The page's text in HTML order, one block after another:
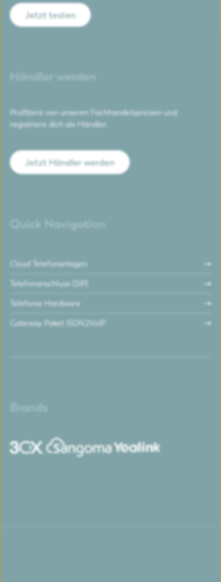
Jetzt testen
Händler werden
Profitiere von unseren Fachhandelspreisen und
registriere dich als Händler.
Jetzt Händler werden
Quick Navigation
Cloud Telefonanlagen
Telefonanschluss (SIP)
Telefonie Hardware
Gateway Paket ISDN2VoIP